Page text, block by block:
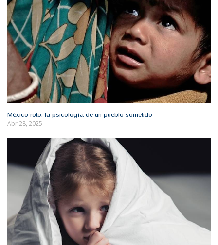
México roto: la psicología de un pueblo sometido
Abr 28, 2025